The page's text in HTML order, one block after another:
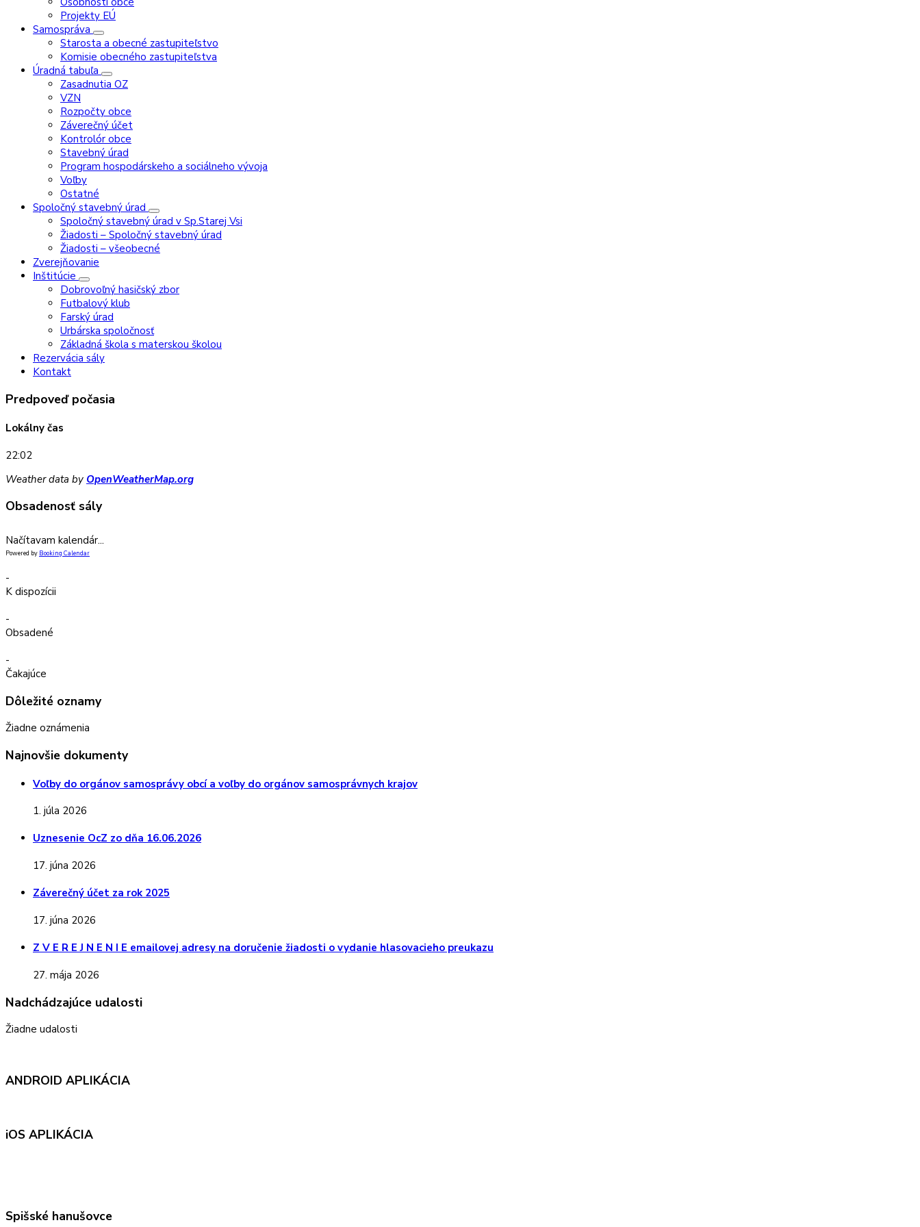
Projekty EÚ
Samospráva
Starosta a obecné zastupiteľstvo
Komisie obecného zastupiteľstva
Úradná tabuľa
Zasadnutia OZ
VZN
Rozpočty obce
Záverečný účet
Kontrolór obce
Stavebný úrad
Program hospodárskeho a sociálneho vývoja
Voľby
Ostatné
Spoločný stavebný úrad
Spoločný stavebný úrad v Sp.Starej Vsi
Žiadosti – Spoločný stavebný úrad
Žiadosti – všeobecné
Zverejňovanie
Inštitúcie
Dobrovoľný hasičský zbor
Futbalový klub
Farský úrad
Urbárska spoločnosť
Základná škola s materskou školou
Rezervácia sály
Kontakt
Predpoveď počasia
Lokálny čas
22:02
Weather data by OpenWeatherMap.org
Obsadenosť sály
Načítavam kalendár...
Powered by Booking Calendar
-
K dispozícii
-
Obsadené
-
Čakajúce
Dôležité oznamy
Žiadne oznámenia
Najnovšie dokumenty
Voľby do orgánov samosprávy obcí a voľby do orgánov samosprávnych krajov
1. júla 2026
Uznesenie OcZ zo dňa 16.06.2026
17. júna 2026
Záverečný účet za rok 2025
17. júna 2026
Z V E R E J N E N I E emailovej adresy na doručenie žiadosti o vydanie hlasovacieho preukazu
27. mája 2026
Nadchádzajúce udalosti
Žiadne udalosti
ANDROID APLIKÁCIA
iOS APLIKÁCIA
Spišské hanušovce